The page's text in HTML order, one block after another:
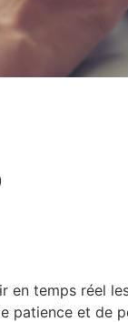
temps réel
patience et de